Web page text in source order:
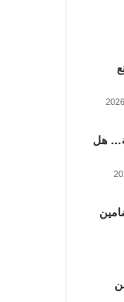
هل